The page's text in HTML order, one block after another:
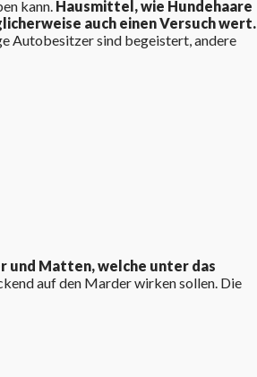
kann. Hausmittel, wie Hundehaare
auch einen Versuch wert.
Autobesitzer sind begeistert, andere
und Matten, welche unter das
auf den Marder wirken sollen. Die